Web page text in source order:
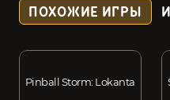
ПОХОЖИЕ ИГРЫ
Pinball Storm: Lokanta